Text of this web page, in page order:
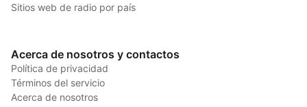
Sitios web de radio por país
Acerca de nosotros y contactos
Política de privacidad
Términos del servicio
Acerca de nosotros